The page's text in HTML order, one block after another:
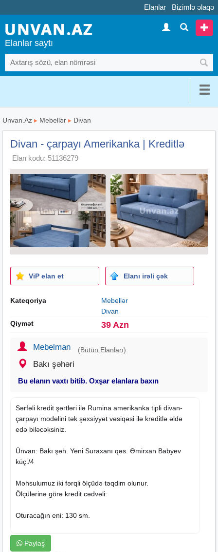
Elanlar Bizimlə əlaqə
Elanlar saytı
Unvan.Az ▸ Mebellər ▸ Divan
Divan - çarpayı Amerikanka | Kreditlə
Elan kodu: 51136279
ViP elan et Elanı irəli çək
Kateqoriya
Mebellər
Divan
Qiymət
39 Azn
Mebelman (Bütün Elanları)
Bakı şəhəri
Bu elanın vaxtı bitib. Oxşar elanlara baxın
Sərfəli kredit şərtləri ilə Rumina amerikanka tipli divan-
çarpayı modelini tək şəxsiyyət vəsiqəsi ilə kreditlə əldə
edə biləcəksiniz.
Ünvan: Bakı şəh. Yeni Suraxanı qəs. Əmirxan Babyev
küç./4
Məhsulumuz iki fərqli ölçüdə təqdim olunur.
Ölçülərinə görə kredit cədvəli:
Oturacağın eni: 130 sm.
6 ay ayda 98₼
9 ay ayda 68₼
Paylaş